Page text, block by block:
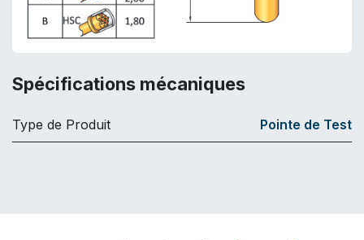
Spécifications mécaniques
Type de Produit Pointe de Test